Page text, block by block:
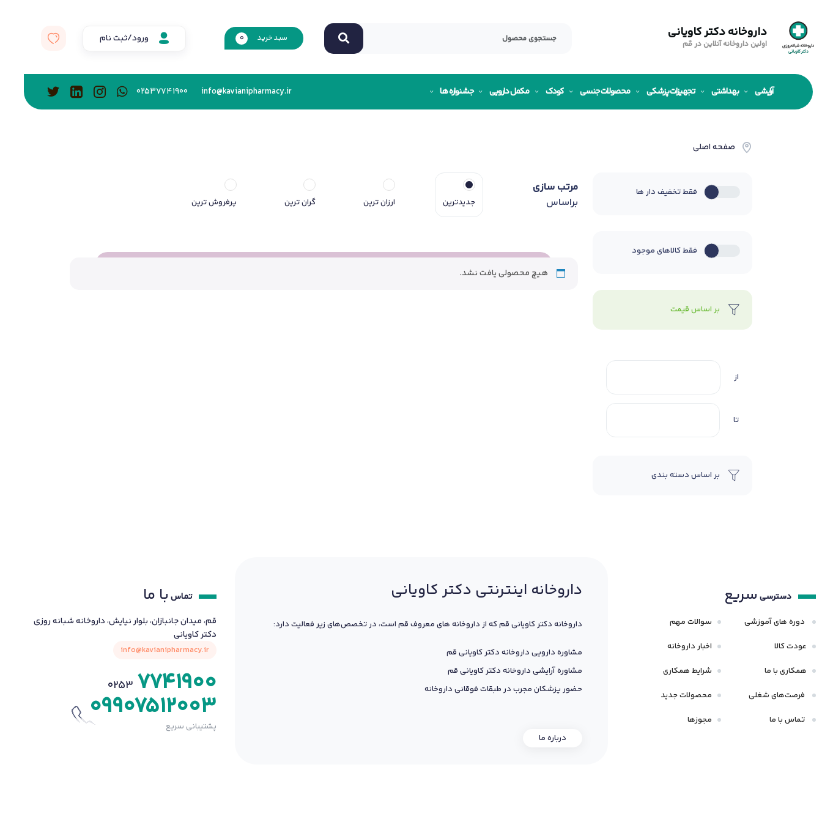
داروخانه دکتر کاویانی
اولین داروخانه آنلاین در قم
سبد خرید 0 ورود/ثبت نام
آرایشی بهداشتی تجهیزات پزشکی محصولات جنسی کودک مکمل دارویی جشنواره ها info@kavianipharmacy.ir
02537741900
صفحه اصلی
فقط تخفیف دار ها
فقط کالاهای موجود
بر اساس قیمت
از
تا
بر اساس دسته بندی
مرتب سازی
براساس
جدیدترین ارزان ترین گران ترین پرفروش ترین
هیچ محصولی یافت نشد.
دسترسی سریع
دوره های آموزشی
عودت کالا
همکاری با ما
فرصت‌های شغلی
تماس با ما
سوالات مهم
اخبار داروخانه
شرایط همکاری
محصولات جدید
مجوزها
داروخانه اینترنتی دکتر کاویانی
داروخانه دکتر کاویانی قم که از داروخانه های معروف قم است، در تخصص‌های زیر فعالیت دارد:
مشاوره دارویی داروخانه دکتر کاویانی قم
مشاوره آرایشی داروخانه دکتر کاویانی قم
حضور پزشکان مجرب در طبقات فوقانی داروخانه
درباره ما
تماس با ما
قم، میدان جانبازان، بلوار نیایش، داروخانه شبانه روزی
دکتر کاویانی
info@kavianipharmacy.ir
0253 7741900
09907512003
پشتیبانی سریع